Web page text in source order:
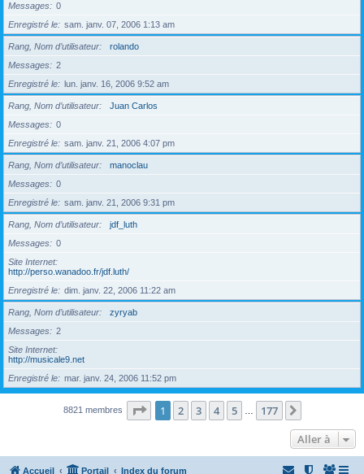
Messages
0
Enregistré le
sam. janv. 07, 2006 1:13 am
Rang, Nom d’utilisateur
rolando
Messages
2
Enregistré le
lun. janv. 16, 2006 9:52 am
Rang, Nom d’utilisateur
Juan Carlos
Messages
0
Enregistré le
sam. janv. 21, 2006 4:07 pm
Rang, Nom d’utilisateur
manoclau
Messages
0
Enregistré le
sam. janv. 21, 2006 9:31 pm
Rang, Nom d’utilisateur
jdf_luth
Messages
0
Site Internet
http://perso.wanadoo.fr/jdf.luth/
Enregistré le
dim. janv. 22, 2006 11:22 am
Rang, Nom d’utilisateur
zyryab
Messages
2
Site Internet
http://musicale9.net
Enregistré le
mar. janv. 24, 2006 11:52 pm
8821 membres Page 1sur177
1 2 3 4 5 177
Aller à
Accueil Portail Index du forum